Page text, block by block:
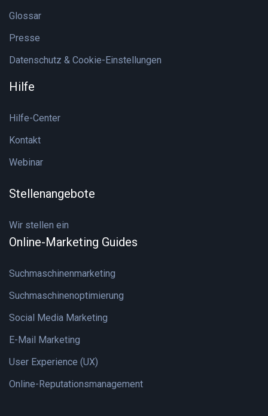
Glossar
Presse
Datenschutz & Cookie-Einstellungen
Hilfe
Hilfe-Center
Kontakt
Webinar
Stellenangebote
Wir stellen ein
Online-Marketing Guides
Suchmaschinenmarketing
Suchmaschinenoptimierung
Social Media Marketing
E-Mail Marketing
User Experience (UX)
Online-Reputationsmanagement